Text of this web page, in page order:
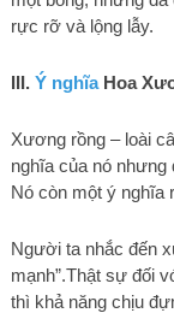
rực rỡ và lộng lẫy.
III. Ý nghĩaHoa
Xương rồng – loài
nghĩa của nó nhưng
Nó còn một ý nghĩa
Người ta nhắc đến
mạnh”.Thật sự đối
thì khả năng chịu